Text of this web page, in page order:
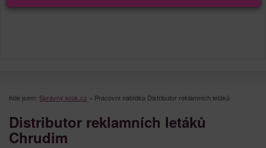
Kde jsem: Správný krok.cz » Pracovní nabídka Distributor reklamních letáků
Distributor reklamních letáků
Chrudim